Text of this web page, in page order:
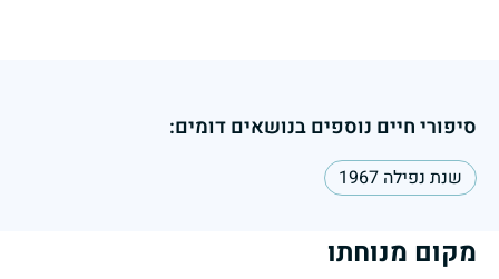
סיפורי חיים נוספים בנושאים דומים:
שנת נפילה 1967
מקום מנוחתו